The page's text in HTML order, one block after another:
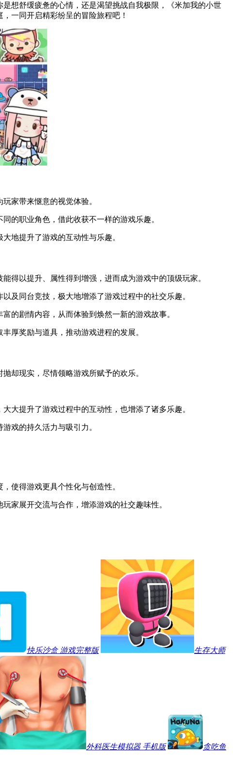
想舒缓疲惫的心情，还是渴望挑战自我极限，《米加我的小世
一同开启精彩纷呈的冒险旅程吧！
家带来惬意的视觉体验。
的职业角色，借此收获不一样的游戏乐趣。
地提升了游戏的互动性与乐趣。
得以提升、属性得到增强，进而成为游戏中的顶级玩家。
及同台竞技，极大地增添了游戏过程中的社交乐趣。
的剧情内容，从而体验到焕然一新的游戏故事。
厚奖励与道具，推动游戏进程的发展。
却现实，尽情领略游戏所赋予的欢乐。
大提升了游戏过程中的互动性，也增添了诸多乐趣。
戏的持久活力与吸引力。
使得游戏更具个性化与创造性。
家展开交流与合作，增添游戏的社交趣味性。
快乐沙盒 游戏完整版 生存大师
外科医生模拟器 手机版 贪吃鱼